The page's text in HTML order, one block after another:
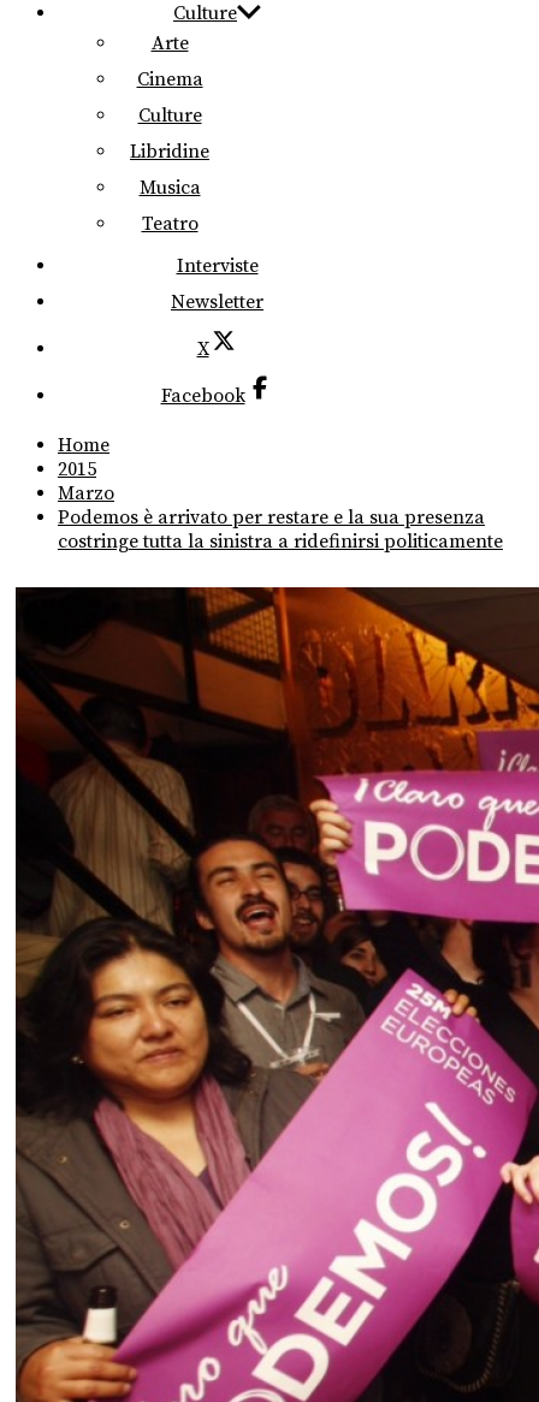
Culture
Arte
Cinema
Culture
Libridine
Musica
Teatro
Interviste
Newsletter
X
Facebook
Home
2015
Marzo
Podemos è arrivato per restare e la sua presenza
costringe tutta la sinistra a ridefinirsi politicamente